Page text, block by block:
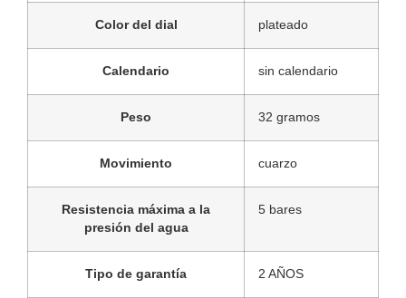
Color del dial plateado
Calendario sin calendario
Peso 32 gramos
Movimiento cuarzo
Resistencia máxima a la
presión del agua
5 bares
Tipo de garantía 2 AÑOS